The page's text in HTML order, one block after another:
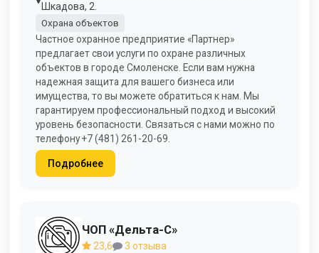
Шкадова, 2.
Охрана объектов
Частное охранное предприятие «Партнер»
предлагает свои услуги по охране различных
объектов в городе Смоленске. Если вам нужна
надежная защита для вашего бизнеса или
имущества, то вы можете обратиться к нам. Мы
гарантируем профессиональный подход и высокий
уровень безопасности. Связаться с нами можно по
телефону +7 (481) 261-20-69.
Подробнее
ЧОП «Дельта-С»
23,6
3 отзыва